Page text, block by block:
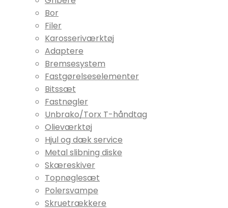
Bor
Filer
Karosseriværktøj
Adaptere
Bremsesystem
Fastgørelseselementer
Bitssæt
Fastnøgler
Unbrako/Torx T-håndtag
Olieværktøj
Hjul og dæk service
Metal slibning diske
Skæreskiver
Topnøglesæt
Polersvampe
Skruetrækkere